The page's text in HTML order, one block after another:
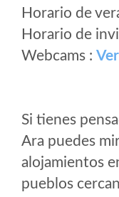
Horario de
Horario de
Webcams :
Si tienes
Ara puedes
alojamientos
pueblos